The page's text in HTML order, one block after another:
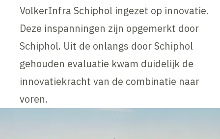
VolkerInfra Schiphol ingezet op innovatie.
Deze inspanningen zijn opgemerkt door
Schiphol. Uit de onlangs door Schiphol
gehouden evaluatie kwam duidelijk de
innovatiekracht van de combinatie naar
voren.